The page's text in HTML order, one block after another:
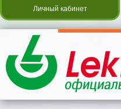
Личный кабинет